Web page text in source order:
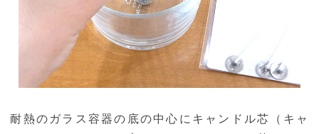
耐熱のガラス容器の底の中心にキャンドル芯（キャ